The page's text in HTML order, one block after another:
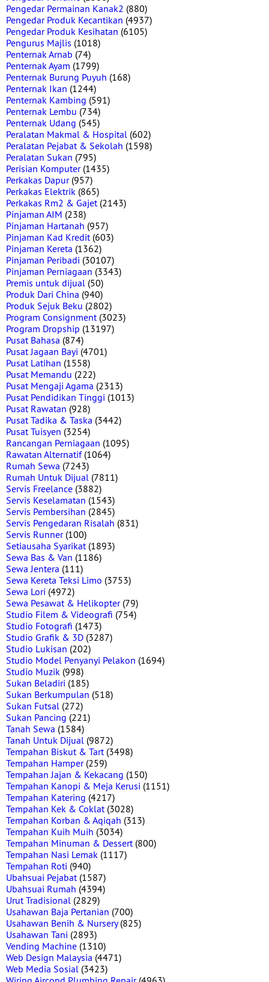
Pengedar Permainan Kanak2 (880)
Pengedar Produk Kecantikan (4937)
Pengedar Produk Kesihatan (6105)
Pengurus Majlis (1018)
Penternak Arnab (74)
Penternak Ayam (1799)
Penternak Burung Puyuh (168)
Penternak Ikan (1244)
Penternak Kambing (591)
Penternak Lembu (734)
Penternak Udang (545)
Peralatan Makmal & Hospital (602)
Peralatan Pejabat & Sekolah (1598)
Peralatan Sukan (795)
Perisian Komputer(1435)
Perkakas Dapur(957)
Perkakas Elektrik (865)
Perkakas Rm2 & Gajet(2143)
Pinjaman AIM (238)
Pinjaman Hartanah (957)
Pinjaman Kad Kredit(603)
Pinjaman Kereta (1362)
Pinjaman Peribadi (30107)
Pinjaman Perniagaan (3343)
Premis untuk dijual (50)
Produk Dari China (940)
Produk Sejuk Beku (2802)
Program Consignment(3023)
Program Dropship (13197)
Pusat Bahasa (874)
Pusat Jagaan Bayi (4701)
Pusat Latihan (1558)
Pusat Memandu (222)
Pusat Mengaji Agama (2313)
Pusat Pendidikan Tinggi (1013)
Pusat Rawatan (928)
Pusat Tadika & Taska (3442)
Pusat Tuisyen (3254)
Rancangan Perniagaan (1095)
Rawatan Alternatif(1064)
Rumah Sewa (7243)
Rumah Untuk Dijual (7811)
Servis Freelance (3882)
Servis Keselamatan (1543)
Servis Pembersihan (2845)
Servis Pengedaran Risalah (831)
Servis Runner(100)
Setiausaha Syarikat(1893)
Sewa Bas & Van (1186)
Sewa Jentera (111)
Sewa Kereta Teksi Limo (3753)
Sewa Lori (4972)
Sewa Pesawat & Helikopter(79)
Studio Filem & Videografi (754)
Studio Fotografi (1473)
Studio Grafik & 3D (3287)
Studio Lukisan (202)
Studio Model Penyanyi Pelakon (1694)
Studio Muzik (998)
Sukan Beladiri (185)
Sukan Berkumpulan (518)
Sukan Futsal (272)
Sukan Pancing (221)
Tanah Sewa (1584)
Tanah Untuk Dijual (9872)
Tempahan Biskut & Tart(3498)
Tempahan Hamper(259)
Tempahan Jajan & Kekacang (150)
Tempahan Kanopi & Meja Kerusi (1151)
Tempahan Katering (4217)
Tempahan Kek & Coklat(3028)
Tempahan Korban & Aqiqah (313)
Tempahan Kuih Muih (3034)
Tempahan Minuman & Dessert(800)
Tempahan Nasi Lemak (1117)
Tempahan Roti (940)
Ubahsuai Pejabat(1587)
Ubahsuai Rumah (4394)
Urut Tradisional (2829)
Usahawan Baja Pertanian (700)
Usahawan Benih & Nursery(825)
Usahawan Tani (2893)
Vending Machine (1310)
Web Design Malaysia (4471)
Web Media Sosial (3423)